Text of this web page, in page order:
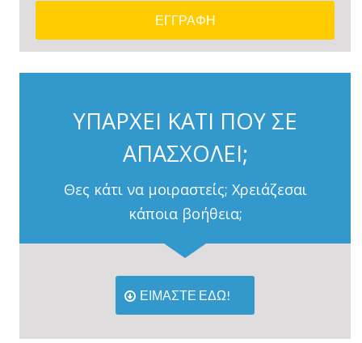
ΥΠΑΡΧΕΙ ΚΑΤΙ ΠΟΥ ΣΕ
ΑΠΑΣΧΟΛΕΙ;
Θες κάτι να μοιραστείς; Χρειάζεσαι
κάποια βοήθεια;
ΕΙΜΑΣΤΕ ΕΔΩ!